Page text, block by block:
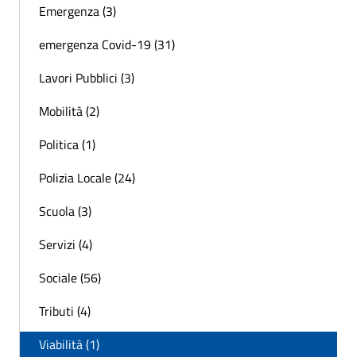
Emergenza (3)
emergenza Covid-19 (31)
Lavori Pubblici (3)
Mobilità (2)
Politica (1)
Polizia Locale (24)
Scuola (3)
Servizi (4)
Sociale (56)
Tributi (4)
Viabilità (1)